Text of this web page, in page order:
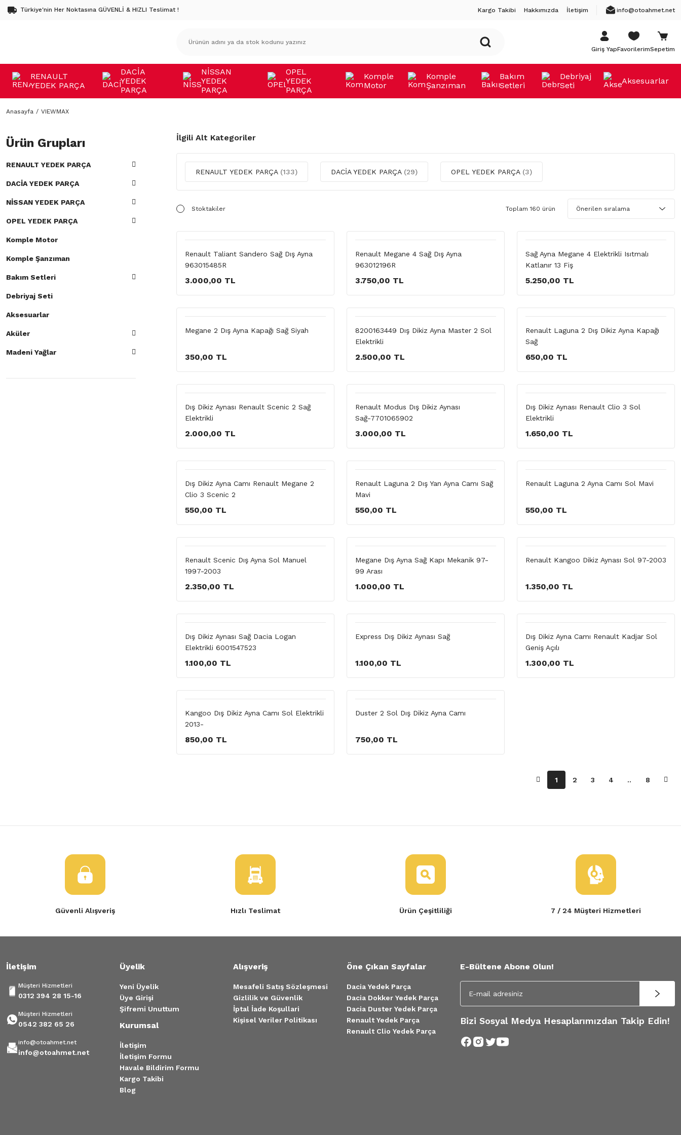
Türkiye'nin Her Noktasına GÜVENLİ & HIZLI Teslimat ! Kargo Takibi Hakkımızda İletişim info@otoahmet.net
Giriş YapFavorilerimSepetim
RENAULT
YEDEK PARÇA
DACİA
YEDEK
PARÇA
NİSSAN
YEDEK
PARÇA
OPEL
YEDEK
PARÇA
Komple
Motor
Komple
Şanzıman
Bakım
Setleri
Debriyaj
Seti
Aksesuarlar
Anasayfa VIEWMAX
Ürün Grupları
RENAULT YEDEK PARÇA
DACİA YEDEK PARÇA
NİSSAN YEDEK PARÇA
OPEL YEDEK PARÇA
Komple Motor
Komple Şanzıman
Bakım Setleri
Debriyaj Seti
Aksesuarlar
Aküler
Madeni Yağlar
İlgili Alt Kategoriler
RENAULT YEDEK PARÇA (133) DACİA YEDEK PARÇA (29) OPEL YEDEK PARÇA (3)
Stoktakiler Toplam 160 ürün
Renault Taliant Sandero Sağ Dış Ayna
963015485R
3.000,00 TL
Renault Megane 4 Sağ Dış Ayna
963012196R
3.750,00 TL
Sağ Ayna Megane 4 Elektrikli Isıtmalı
Katlanır 13 Fiş
5.250,00 TL
Megane 2 Dış Ayna Kapağı Sağ Siyah
350,00 TL
8200163449 Dış Dikiz Ayna Master 2 Sol
Elektrikli
2.500,00 TL
Renault Laguna 2 Dış Dikiz Ayna Kapağı
Sağ
650,00 TL
Dış Dikiz Aynası Renault Scenic 2 Sağ
Elektrikli
2.000,00 TL
Renault Modus Dış Dikiz Aynası
Sağ-7701065902
3.000,00 TL
Dış Dikiz Aynası Renault Clio 3 Sol
Elektrikli
1.650,00 TL
Dış Dikiz Ayna Camı Renault Megane 2
Clio 3 Scenic 2
550,00 TL
Renault Laguna 2 Dış Yan Ayna Camı Sağ
Mavi
550,00 TL
Renault Laguna 2 Ayna Camı Sol Mavi
550,00 TL
Renault Scenic Dış Ayna Sol Manuel
1997-2003
2.350,00 TL
Megane Dış Ayna Sağ Kapı Mekanik 97-
99 Arası
1.000,00 TL
Renault Kangoo Dikiz Aynası Sol 97-2003
1.350,00 TL
Dış Dikiz Aynası Sağ Dacia Logan
Elektrikli 6001547523
1.100,00 TL
Express Dış Dikiz Aynası Sağ
1.100,00 TL
Dış Dikiz Ayna Camı Renault Kadjar Sol
Geniş Açılı
1.300,00 TL
Kangoo Dış Dikiz Ayna Camı Sol Elektrikli
2013-
850,00 TL
Duster 2 Sol Dış Dikiz Ayna Camı
750,00 TL
1 2 3 4 .. 8
Güvenli Alışveriş Hızlı Teslimat Ürün Çeşitliliği 7 / 24 Müşteri Hizmetleri
İletişim
Müşteri Hizmetleri
0312 394 28 15-16
Müşteri Hizmetleri
0542 382 65 26
info@otoahmet.net
info@otoahmet.net
Üyelik
Yeni Üyelik
Üye Girişi
Şifremi Unuttum
Kurumsal
İletişim
İletişim Formu
Havale Bildirim Formu
Kargo Takibi
Blog
Alışveriş
Mesafeli Satış Sözleşmesi
Gizlilik ve Güvenlik
İptal İade Koşullari
Kişisel Veriler Politikası
Öne Çıkan Sayfalar
Dacia Yedek Parça
Dacia Dokker Yedek Parça
Dacia Duster Yedek Parça
Renault Yedek Parça
Renault Clio Yedek Parça
E-Bültene Abone Olun!
Bizi Sosyal Medya Hesaplarımızdan Takip Edin!